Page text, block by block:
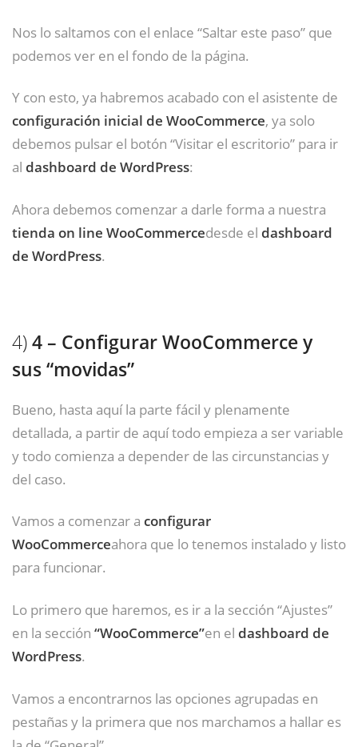
Nos lo saltamos con el enlace “Saltar este paso” que
podemos ver en el fondo de la página.
Y con esto, ya habremos acabado con el asistente de
configuración inicial de WooCommerce, ya solo
debemos pulsar el botón “Visitar el escritorio” para ir
al dashboard de WordPress:
Ahora debemos comenzar a darle forma a nuestra
tienda on line WooCommercedesde el dashboard
de WordPress.
4)4 – Configurar WooCommerce y
sus “movidas”
Bueno, hasta aquí la parte fácil y plenamente
detallada, a partir de aquí todo empieza a ser variable
y todo comienza a depender de las circunstancias y
del caso.
Vamos a comenzar a configurar
WooCommerceahora que lo tenemos instalado y listo
para funcionar.
Lo primero que haremos, es ir a la sección “Ajustes”
en la sección “WooCommerce”en el dashboard de
WordPress.
Vamos a encontrarnos las opciones agrupadas en
pestañas y la primera que nos marchamos a hallar es